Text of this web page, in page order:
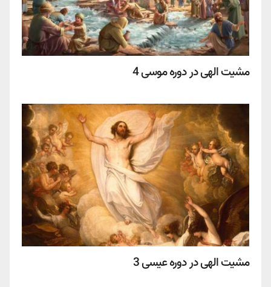
مشیت الهی در دوره موسی 4
مشیت الهی در دوره عیسی 3